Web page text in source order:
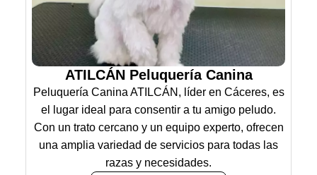
ATILCÁN Peluquería Canina
Peluquería Canina ATILCÁN, líder en Cáceres, es
el lugar ideal para consentir a tu amigo peludo.
Con un trato cercano y un equipo experto, ofrecen
una amplia variedad de servicios para todas las
razas y necesidades.